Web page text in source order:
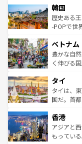
ワイを、存分に味
はコンテ
いる。ア
ビング、
い。オー
参照してほ
ン）、静
と山間の
驚きをも
容にもい
照してほ
韓国
歴史ある
-POPで世
き、地方
できる。
まで、さ
リティに
覧を参照
ベトナム
豊かな自
く伸びる
急速な発
ーチミン
醸し出し
とつ。フ
ひ現地で
が旅行者
タイ
タイは、
国だ。首
の活気が
帯で自然
いビーチ
香港
アジアと
もってい